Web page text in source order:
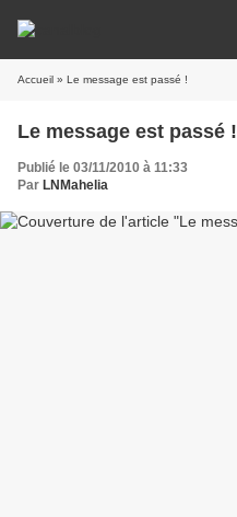
Accueil » Le message est passé !
Le message est passé !
Publié le 03/11/2010 à 11:33
Par LNMahelia